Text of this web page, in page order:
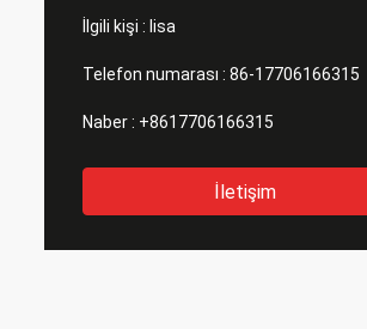
İlgili kişi : lisa
Telefon numarası : 86-17706166315
Naber : +8617706166315
İletişim